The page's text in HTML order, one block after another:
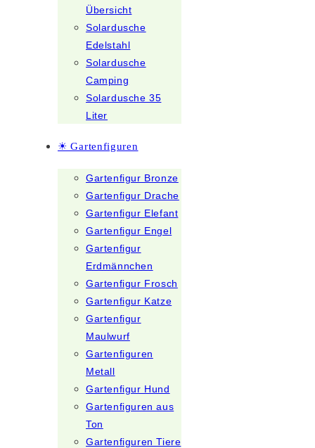
Übersicht
Solardusche
Edelstahl
Solardusche
Camping
Solardusche 35
Liter
☀ Gartenfiguren
Gartenfigur Bronze
Gartenfigur Drache
Gartenfigur Elefant
Gartenfigur Engel
Gartenfigur
Erdmännchen
Gartenfigur Frosch
Gartenfigur Katze
Gartenfigur
Maulwurf
Gartenfiguren
Metall
Gartenfigur Hund
Gartenfiguren aus
Ton
Gartenfiguren Tiere